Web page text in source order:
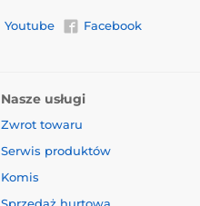
Youtube
Facebook
Nasze usługi
Zwrot towaru
Serwis produktów
Komis
Sprzedaż hurtowa